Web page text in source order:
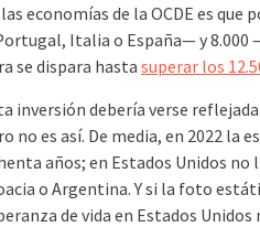
economías de la OCDE es
Italia o España— y 8.000
se dispara hasta superar los
inversión debería verse
no es así. De media, en 2022 la
años; en Estados Unidos no
o Argentina. Y si la foto
de vida en Estados